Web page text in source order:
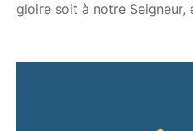
gloire soit à notre Seigneur,